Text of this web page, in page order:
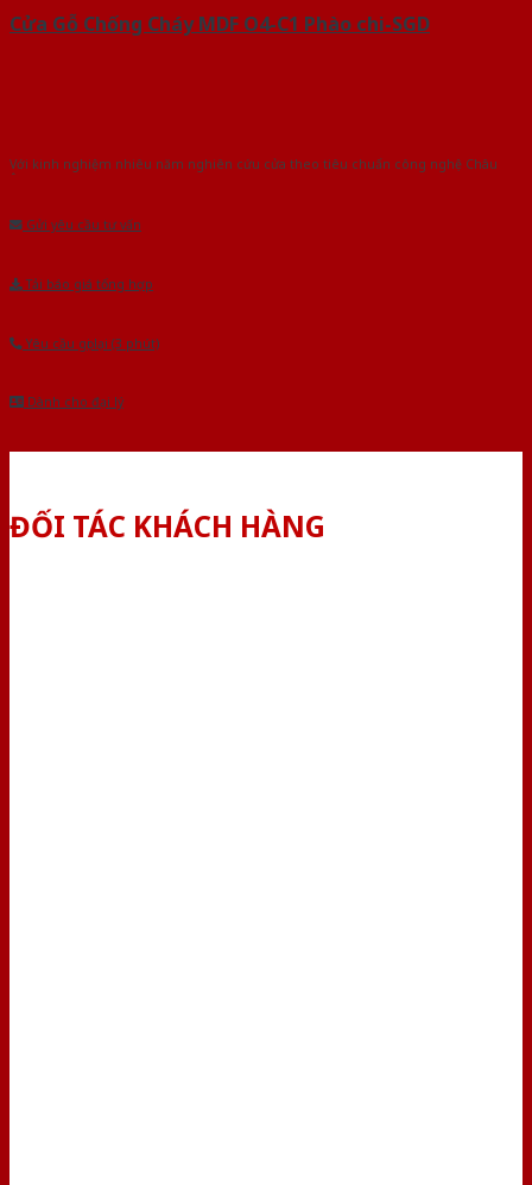
Cửa Gỗ Chống Cháy MDF O4-C1 Phào chi-SGD
Với kinh nghiệm nhiêu năm nghiên cứu cửa theo tiêu chuẩn công nghệ Châu
Gửi yêu cầu tư vấn
Tải báo giá tổng hợp
Yêu cầu gọi lại (3 phút)
Dành cho đại lý
ĐỐI TÁC KHÁCH HÀNG